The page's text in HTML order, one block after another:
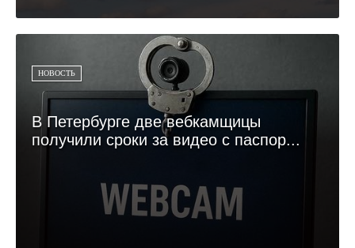
НОВОСТЬ
В Петербурге две вебкамщицы
получили сроки за видео с паспор...